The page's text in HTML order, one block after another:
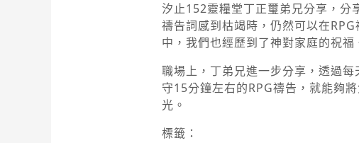
汐止152靈糧堂丁正璽弟兄分享，分
禱告詞感到枯竭時，仍然可以在
中，我們也經歷到了神對家庭的祝福
職場上，丁弟兄進一步分享，透過
守15分鐘左右的RPG禱告，就能夠
光。
標籤：